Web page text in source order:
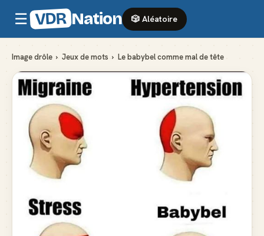
☰ VDR Nation 🎲 Aléatoire
Image drôle › Jeux de mots › Le babybel comme mal de tête